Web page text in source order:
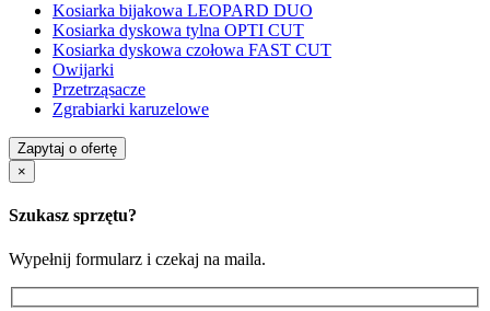
Kosiarka bijakowa LEOPARD DUO
Kosiarka dyskowa tylna OPTI CUT
Kosiarka dyskowa czołowa FAST CUT
Owijarki
Przetrząsacze
Zgrabiarki karuzelowe
Zapytaj o ofertę
×
Szukasz sprzętu?
Wypełnij formularz i czekaj na maila.